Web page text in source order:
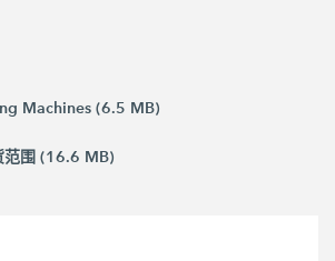
Machines (6.5 MB)
范围 (16.6 MB)